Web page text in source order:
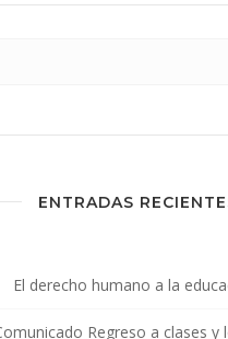
ENTRADAS
El derecho humano a la
Regreso a clases y